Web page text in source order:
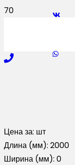
Цена за: шт
Длина (мм): 2000
Ширина (мм): 0